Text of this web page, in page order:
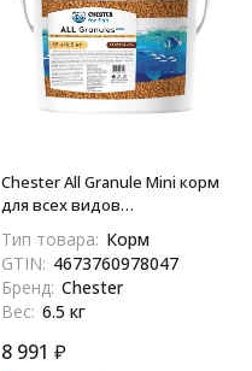
Chester All Granule Mini корм
для всех видов
рыб в гранулах - 6,5 кг
Тип товара: Корм
GTIN: 4673760978047
Бренд: Chester
Вес: 6.5 кг
8 991 ₽